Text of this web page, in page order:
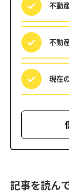
不動
不動
現在
記事を読ん